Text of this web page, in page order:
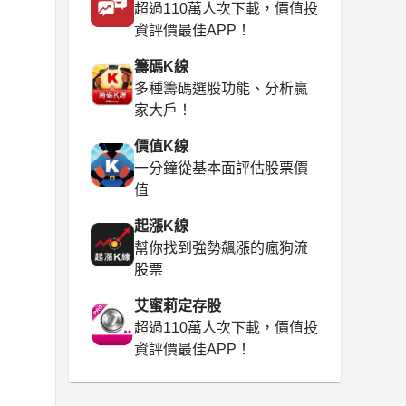
超過110萬人次下載，價值投
資評價最佳APP！
籌碼K線
多種籌碼選股功能、分析贏
家大戶！
價值K線
一分鐘從基本面評估股票價
值
起漲K線
幫你找到強勢飆漲的瘋狗流
股票
艾蜜莉定存股
超過110萬人次下載，價值投
資評價最佳APP！